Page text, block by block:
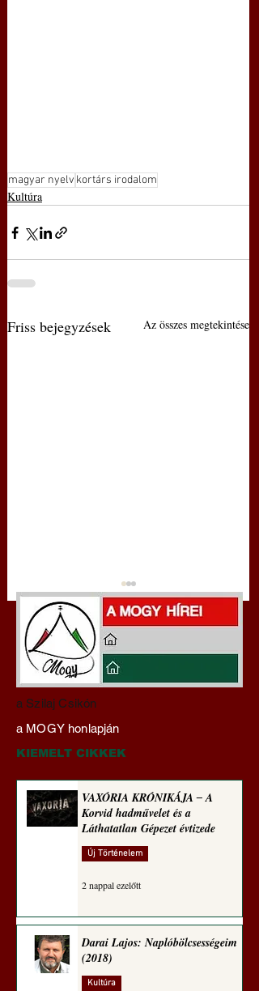
magyar nyelv kortárs irodalom
Kultúra
Friss bejegyzések Az összes megtekintése
Darai Lajos:
Naplóbölcsességeim
(2023)
a Szilaj Csikón
a MOGY honlapján
KIEMELT CIKKEK
VAXÓRIA KRÓNIKÁJA ‒ A
Korvid hadművelet és a
Láthatatlan Gépezet évtizede
Új Történelem
2 nappal ezelőtt
Darai Lajos: Naplóbölcsességeim
(2018)
Kultúra